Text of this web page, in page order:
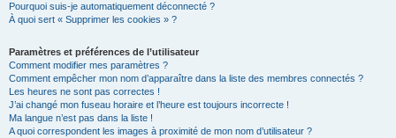
Pourquoi suis-je automatiquement déconnecté ?
À quoi sert « Supprimer les cookies » ?
Paramètres et préférences de l’utilisateur
Comment modifier mes paramètres ?
Comment empêcher mon nom d’apparaître dans la liste des membres connectés ?
Les heures ne sont pas correctes !
J’ai changé mon fuseau horaire et l’heure est toujours incorrecte !
Ma langue n’est pas dans la liste !
A quoi correspondent les images à proximité de mon nom d’utilisateur ?